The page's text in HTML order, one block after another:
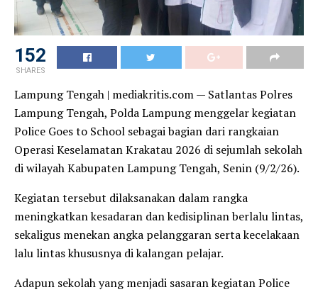
152
SHARES
Lampung Tengah | mediakritis.com — Satlantas Polres
Lampung Tengah, Polda Lampung menggelar kegiatan
Police Goes to School sebagai bagian dari rangkaian
Operasi Keselamatan Krakatau 2026 di sejumlah sekolah
di wilayah Kabupaten Lampung Tengah, Senin (9/2/26).
Kegiatan tersebut dilaksanakan dalam rangka
meningkatkan kesadaran dan kedisiplinan berlalu lintas,
sekaligus menekan angka pelanggaran serta kecelakaan
lalu lintas khususnya di kalangan pelajar.
Adapun sekolah yang menjadi sasaran kegiatan Police